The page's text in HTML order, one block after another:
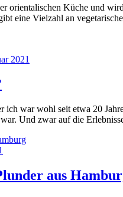
orientalischen Küche und
eine Vielzahl an
2021
ich war wohl seit etwa 20
Und zwar auf die
aus